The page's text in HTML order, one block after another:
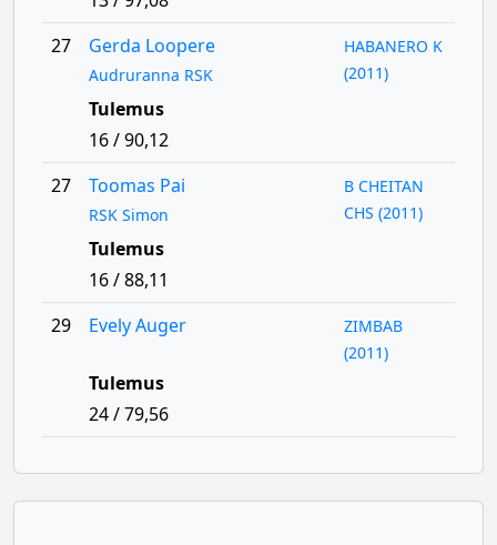
27
Gerda Loopere
Audruranna RSK
HABANERO K
(2011)
Tulemus
16 / 90,12
27
Toomas Pai
RSK Simon
B CHEITAN
CHS (2011)
Tulemus
16 / 88,11
29
Evely Auger
ZIMBAB
(2011)
Tulemus
24 / 79,56